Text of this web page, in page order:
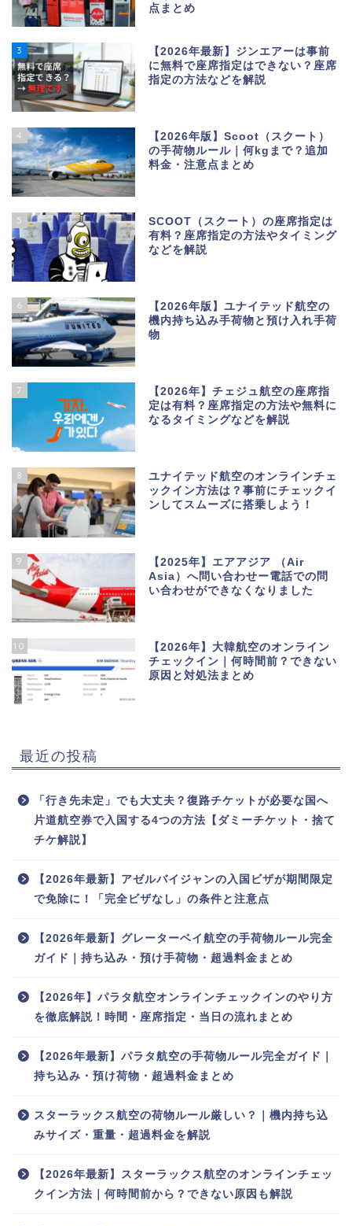
点まとめ
3
【2026年最新】ジンエアーは事前
に無料で座席指定はできない？座席
指定の方法などを解説
4
【2026年版】Scoot（スクート）
の手荷物ルール｜何kgまで？追加
料金・注意点まとめ
5
SCOOT（スクート）の座席指定は
有料？座席指定の方法やタイミング
などを解説
6
【2026年版】ユナイテッド航空の
機内持ち込み手荷物と預け入れ手荷
物
7
【2026年】チェジュ航空の座席指
定は有料？座席指定の方法や無料に
なるタイミングなどを解説
8
ユナイテッド航空のオンラインチェ
ックイン方法は？事前にチェックイ
ンしてスムーズに搭乗しよう！
9
【2025年】エアアジア （Air
Asia）へ問い合わせー電話での問
い合わせができなくなりました
10
【2026年】大韓航空のオンライン
チェックイン｜何時間前？できない
原因と対処法まとめ
最近の投稿
「行き先未定」でも大丈夫？復路チケットが必要な国へ
片道航空券で入国する4つの方法【ダミーチケット・捨て
チケ解説】
【2026年最新】アゼルバイジャンの入国ビザが期間限定
で免除に！「完全ビザなし」の条件と注意点
【2026年最新】グレーターベイ航空の手荷物ルール完全
ガイド｜持ち込み・預け手荷物・超過料金まとめ
【2026年】パラタ航空オンラインチェックインのやり方
を徹底解説！時間・座席指定・当日の流れまとめ
【2026年最新】パラタ航空の手荷物ルール完全ガイド｜
持ち込み・預け荷物・超過料金まとめ
スターラックス航空の荷物ルール厳しい？｜機内持ち込
みサイズ・重量・超過料金を解説
【2026年最新】スターラックス航空のオンラインチェッ
クイン方法｜何時間前から？できない原因も解説